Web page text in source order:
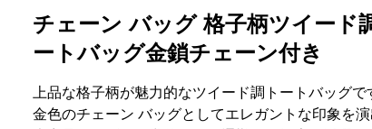
チェーン バッグ 格子柄ツイード
ートバッグ金鎖チェーン付き
上品な格子柄が魅力的なツイード調トートバッグで
金色のチェーン バッグとしてエレガントな印象を演